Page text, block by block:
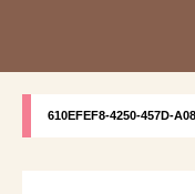
610EFEF8-4250-457D-